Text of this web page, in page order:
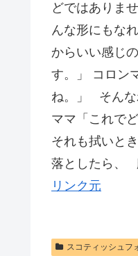
どではありま
んな形にもな
からいい感じ
す。」 コロン
ね。」 そんな
ママ「これで
それも拭いと
落としたら、
リンク元
スコティッシュフ